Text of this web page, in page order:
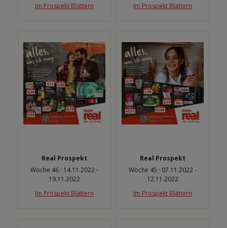
Im Prospekt Blättern Im Prospekt Blättern
Real Prospekt
Woche 46 · 14.11.2022 -
19.11.2022
Im Prospekt Blättern
Real Prospekt
Woche 45 · 07.11.2022 -
12.11.2022
Im Prospekt Blättern